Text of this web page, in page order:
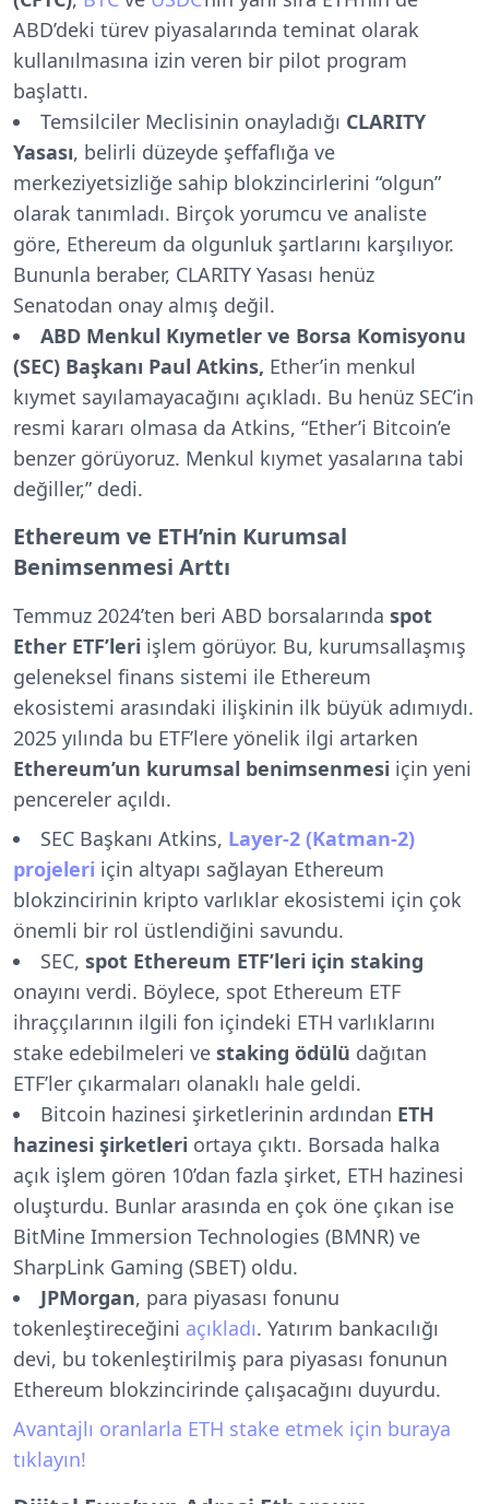
ABD’deki türev piyasalarında teminat olarak
kullanılmasına izin veren bir pilot program
başlattı.
Temsilciler Meclisinin onayladığı CLARITY
Yasası, belirli düzeyde şeffaflığa ve
merkeziyetsizliğe sahip blokzincirlerini “olgun”
olarak tanımladı. Birçok yorumcu ve analiste
göre, Ethereum da olgunluk şartlarını karşılıyor.
Bununla beraber, CLARITY Yasası henüz
Senatodan onay almış değil.
ABD Menkul Kıymetler ve Borsa Komisyonu
(SEC) Başkanı Paul Atkins, Ether’in menkul
kıymet sayılamayacağını açıkladı. Bu henüz SEC’in
resmi kararı olmasa da Atkins, “Ether’i Bitcoin’e
benzer görüyoruz. Menkul kıymet yasalarına tabi
değiller,” dedi.
Ethereum ve ETH’nin Kurumsal
Benimsenmesi Arttı
Temmuz 2024’ten beri ABD borsalarında spot
Ether ETF’leri işlem görüyor. Bu, kurumsallaşmış
geleneksel finans sistemi ile Ethereum
ekosistemi arasındaki ilişkinin ilk büyük adımıydı.
2025 yılında bu ETF’lere yönelik ilgi artarken
Ethereum’un kurumsal benimsenmesi için yeni
pencereler açıldı.
SEC Başkanı Atkins, Layer-2 (Katman-2)
projeleri için altyapı sağlayan Ethereum
blokzincirinin kripto varlıklar ekosistemi için çok
önemli bir rol üstlendiğini savundu.
SEC, spot Ethereum ETF’leri için staking
onayını verdi. Böylece, spot Ethereum ETF
ihraççılarının ilgili fon içindeki ETH varlıklarını
stake edebilmeleri ve staking ödülü dağıtan
ETF’ler çıkarmaları olanaklı hale geldi.
Bitcoin hazinesi şirketlerinin ardından ETH
hazinesi şirketleri ortaya çıktı. Borsada halka
açık işlem gören 10’dan fazla şirket, ETH hazinesi
oluşturdu. Bunlar arasında en çok öne çıkan ise
BitMine Immersion Technologies (BMNR) ve
SharpLink Gaming (SBET) oldu.
JPMorgan, para piyasası fonunu
tokenleştireceğini açıkladı. Yatırım bankacılığı
devi, bu tokenleştirilmiş para piyasası fonunun
Ethereum blokzincirinde çalışacağını duyurdu.
Avantajlı oranlarla ETH stake etmek için buraya
tıklayın!